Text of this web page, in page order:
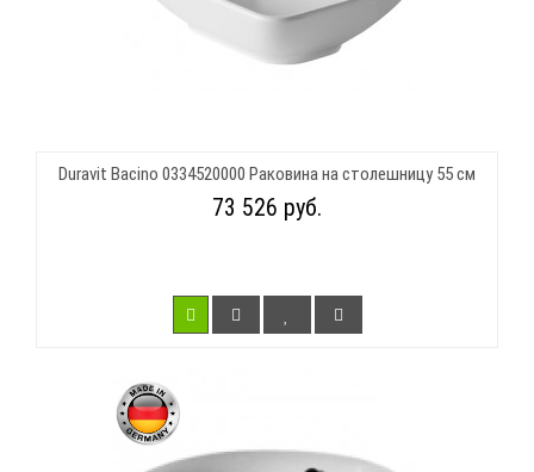
Duravit Bacino 0334520000 Раковина на столешницу 55 см
73 526 руб.